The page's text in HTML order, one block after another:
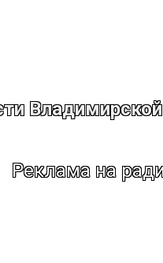
Реклама на